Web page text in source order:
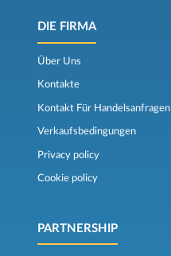
DIE FIRMA
Über Uns
Kontakte
Kontakt Für Handelsanfragen
Verkaufsbedingungen
Privacy policy
Cookie policy
PARTNERSHIP